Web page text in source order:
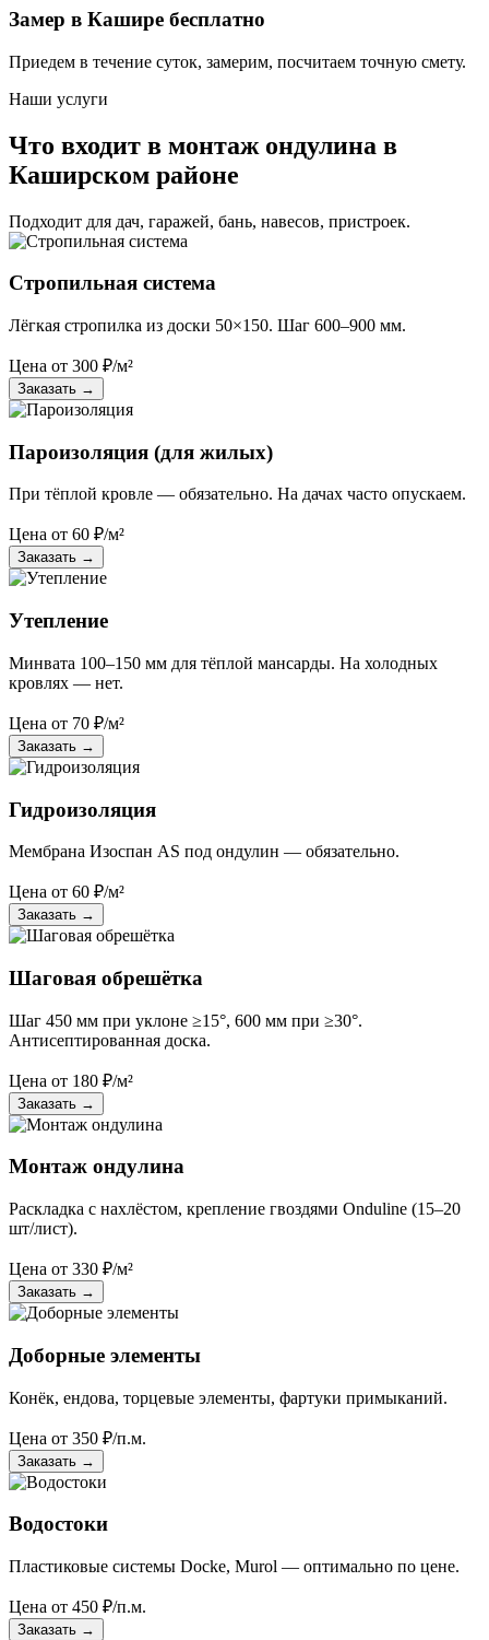
Замер в Кашире бесплатно
Приедем в течение суток, замерим, посчитаем точную смету.
Наши услуги
Что входит в монтаж ондулина в
Каширском районе
Подходит для дач, гаражей, бань, навесов, пристроек.
Стропильная система
Лёгкая стропилка из доски 50×150. Шаг 600–900 мм.
Цена от 300 ₽/м²
Заказать →
Пароизоляция (для жилых)
При тёплой кровле — обязательно. На дачах часто опускаем.
Цена от 60 ₽/м²
Заказать →
Утепление
Минвата 100–150 мм для тёплой мансарды. На холодных
кровлях — нет.
Цена от 70 ₽/м²
Заказать →
Гидроизоляция
Мембрана Изоспан AS под ондулин — обязательно.
Цена от 60 ₽/м²
Заказать →
Шаговая обрешётка
Шаг 450 мм при уклоне ≥15°, 600 мм при ≥30°.
Антисептированная доска.
Цена от 180 ₽/м²
Заказать →
Монтаж ондулина
Раскладка с нахлёстом, крепление гвоздями Onduline (15–20
шт/лист).
Цена от 330 ₽/м²
Заказать →
Доборные элементы
Конёк, ендова, торцевые элементы, фартуки примыканий.
Цена от 350 ₽/п.м.
Заказать →
Водостоки
Пластиковые системы Docke, Murol — оптимально по цене.
Цена от 450 ₽/п.м.
Заказать →